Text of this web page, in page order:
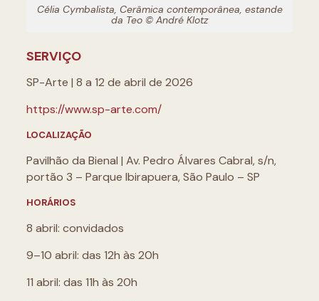
Célia Cymbalista, Cerâmica contemporânea, estande
da Teo © André Klotz
SERVIÇO
SP-Arte | 8 a 12 de abril de 2026
https://www.sp-arte.com/
LOCALIZAÇÃO
Pavilhão da Bienal | Av. Pedro Álvares Cabral, s/n,
portão 3 – Parque Ibirapuera, São Paulo – SP
HORÁRIOS
8 abril: convidados
9–10 abril: das 12h às 20h
11 abril: das 11h às 20h